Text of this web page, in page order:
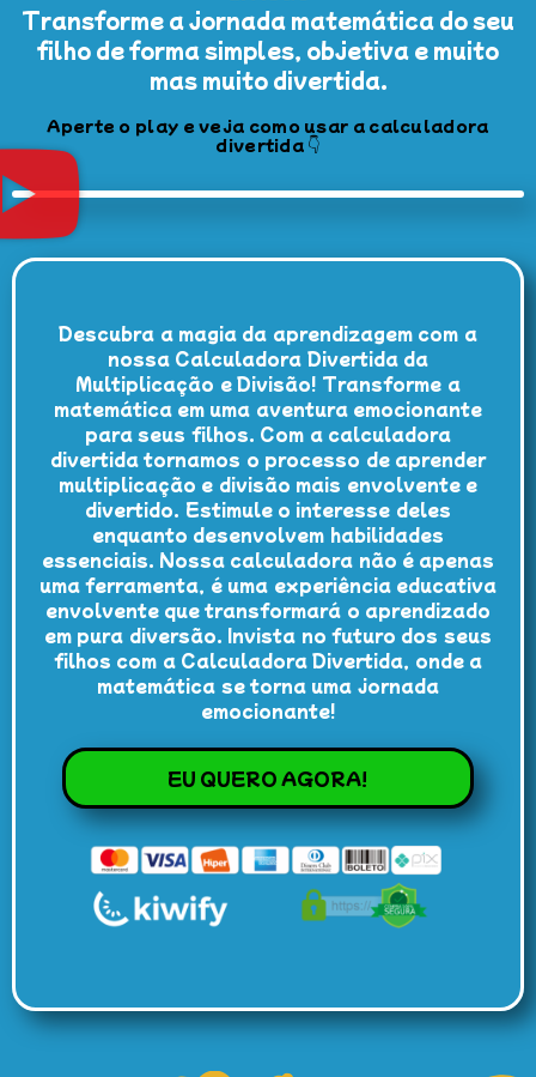
Transforme a jornada matemática do seu
filho de forma simples, objetiva e muito
mas muito divertida.
Aperte o play e veja como usar a calculadora
divertida 👇
Descubra a magia da aprendizagem com a
nossa Calculadora Divertida da
Multiplicação e Divisão! Transforme a
matemática em uma aventura emocionante
para seus filhos. Com a calculadora
divertida tornamos o processo de aprender
multiplicação e divisão mais envolvente e
divertido. Estimule o interesse deles
enquanto desenvolvem habilidades
essenciais. Nossa calculadora não é apenas
uma ferramenta, é uma experiência educativa
envolvente que transformará o aprendizado
em pura diversão. Invista no futuro dos seus
filhos com a Calculadora Divertida, onde a
matemática se torna uma jornada
emocionante!
EU QUERO AGORA!